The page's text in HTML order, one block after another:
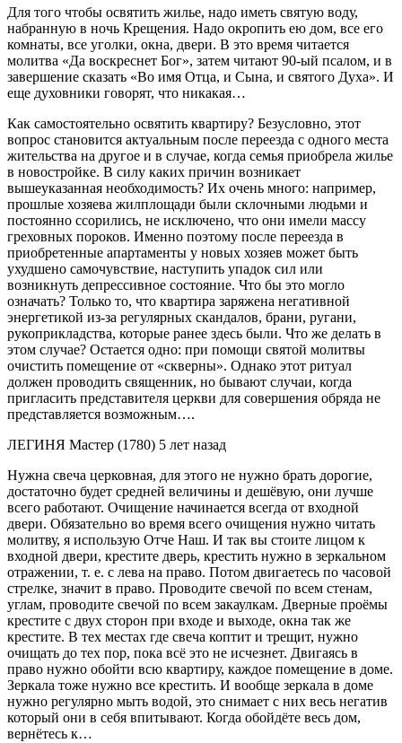
Для того чтобы освятить жилье, надо иметь святую воду,
набранную в ночь Крещения. Надо окропить ею дом, все его
комнаты, все уголки, окна, двери. В это время читается
молитва «Да воскреснет Бог», затем читают 90-ый псалом, и в
завершение сказать «Во имя Отца, и Сына, и святого Духа». И
еще духовники говорят, что никакая…
Как самостоятельно освятить квартиру? Безусловно, этот
вопрос становится актуальным после переезда с одного места
жительства на другое и в случае, когда семья приобрела жилье
в новостройке. В силу каких причин возникает
вышеуказанная необходимость? Их очень много: например,
прошлые хозяева жилплощади были склочными людьми и
постоянно ссорились, не исключено, что они имели массу
греховных пороков. Именно поэтому после переезда в
приобретенные апартаменты у новых хозяев может быть
ухудшено самочувствие, наступить упадок сил или
возникнуть депрессивное состояние. Что бы это могло
означать? Только то, что квартира заряжена негативной
энергетикой из-за регулярных скандалов, брани, ругани,
рукоприкладства, которые ранее здесь были. Что же делать в
этом случае? Остается одно: при помощи святой молитвы
очистить помещение от «скверны». Однако этот ритуал
должен проводить священник, но бывают случаи, когда
пригласить представителя церкви для совершения обряда не
представляется возможным….
ЛЕГИНЯ Мастер (1780) 5 лет назад
Нужна свеча церковная, для этого не нужно брать дорогие,
достаточно будет средней величины и дешёвую, они лучше
всего работают. Очищение начинается всегда от входной
двери. Обязательно во время всего очищения нужно читать
молитву, я использую Отче Наш. И так вы стоите лицом к
входной двери, крестите дверь, крестить нужно в зеркальном
отражении, т. е. с лева на право. Потом двигаетесь по часовой
стрелке, значит в право. Проводите свечой по всем стенам,
углам, проводите свечой по всем закаулкам. Дверные проёмы
крестите с двух сторон при входе и выходе, окна так же
крестите. В тех местах где свеча коптит и трещит, нужно
очищать до тех пор, пока всё это не исчезнет. Двигаясь в
право нужно обойти всю квартиру, каждое помещение в доме.
Зеркала тоже нужно все крестить. И вообще зеркала в доме
нужно регулярно мыть водой, это снимает с них весь негатив
который они в себя впитывают. Когда обойдёте весь дом,
вернётесь к…